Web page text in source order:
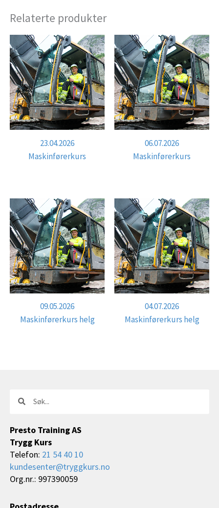
Relaterte produkter
23.04.2026
Maskinførerkurs
06.07.2026
Maskinførerkurs
09.05.2026
Maskinførerkurs helg
04.07.2026
Maskinførerkurs helg
Søk
Presto Training AS
Trygg Kurs
Telefon: 21 54 40 10
kundesenter@tryggkurs.no
Org.nr.: 997390059